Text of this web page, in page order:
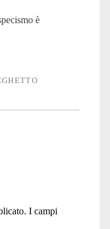
è
I campi